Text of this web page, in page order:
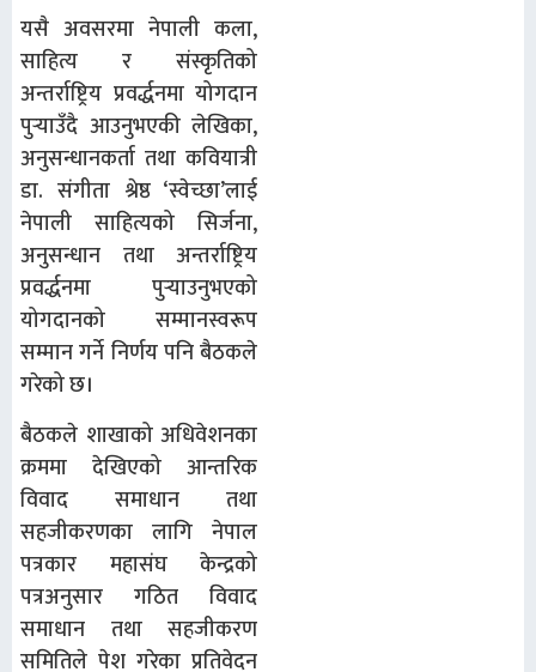
यसै अवसरमा नेपाली कला,
साहित्य र संस्कृतिको
अन्तर्राष्ट्रिय प्रवर्द्धनमा योगदान
पुर्‍याउँदै आउनुभएकी लेखिका,
अनुसन्धानकर्ता तथा कवियात्री
डा. संगीता श्रेष्ठ ‘स्वेच्छा’लाई
नेपाली साहित्यको सिर्जना,
अनुसन्धान तथा अन्तर्राष्ट्रिय
प्रवर्द्धनमा पुर्‍याउनुभएको
योगदानको सम्मानस्वरूप
सम्मान गर्ने निर्णय पनि बैठकले
गरेको छ।
बैठकले शाखाको अधिवेशनका
क्रममा देखिएको आन्तरिक
विवाद समाधान तथा
सहजीकरणका लागि नेपाल
पत्रकार महासंघ केन्द्रको
पत्रअनुसार गठित विवाद
समाधान तथा सहजीकरण
समितिले पेश गरेका प्रतिवेदन